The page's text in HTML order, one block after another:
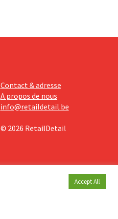
Contact & adresse
A propos de nous
info@retaildetail.be
© 2026 RetailDetail
Accept All